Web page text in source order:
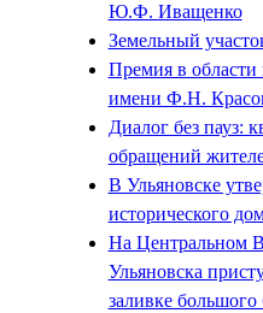
Ю.Ф. Иващенко
Земельный
Премия в области
имени Ф.Н.
Диалог без пауз:
обращений
В Ульяновске
исторического
На Центральном
Ульяновска
заливке большого